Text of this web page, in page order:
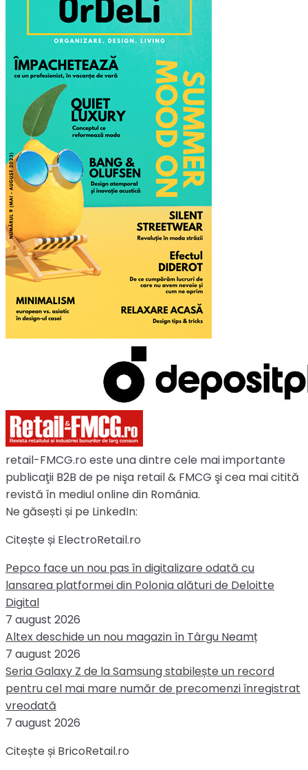
retail-FMCG.ro este una dintre cele mai importante
publicaţii B2B de pe nişa retail & FMCG şi cea mai citită
revistă în mediul online din România.
Ne găsești și pe LinkedIn:
Citește și ElectroRetail.ro
Pepco face un nou pas în digitalizare odată cu
lansarea platformei din Polonia alături de Deloitte
Digital
7 august 2026
Altex deschide un nou magazin în Târgu Neamț
7 august 2026
Seria Galaxy Z de la Samsung stabilește un record
pentru cel mai mare număr de precomenzi înregistrat
vreodată
7 august 2026
Citește și BricoRetail.ro